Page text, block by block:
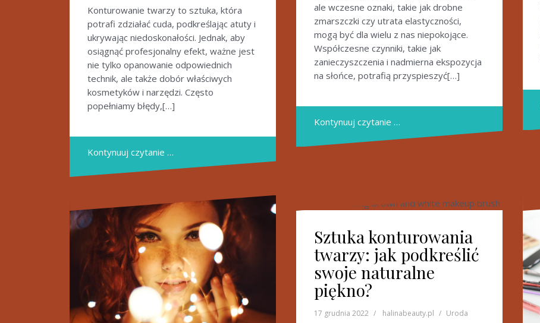
Konturowanie twarzy to sztuka, która
potrafi zdziałać cuda, podkreślając atuty i
ukrywając niedoskonałości. Jednak, aby
osiągnąć profesjonalny efekt, ważne jest
nie tylko opanowanie odpowiednich
technik, ale także dobór właściwych
kosmetyków i narzędzi. Często
popełniamy błędy,[…]
Kontynuuj czytanie …
ale wczesne oznaki, takie jak drobne
zmarszczki czy utrata elastyczności,
mogą być dla wielu z nas niepokojące.
Współczesne czynniki, takie jak
zanieczyszczenia i nadmierna ekspozycja
na słońce, potrafią przyspieszyć[…]
Kontynuuj czytanie …
Sztuka konturowania
twarzy: jak podkreślić
swoje naturalne
piękno?
17 grudnia 2022 halinabeauty.pl Uroda